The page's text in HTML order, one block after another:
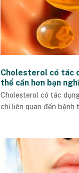
Cholesterol có tác
thể cần hơn bạn nghĩ
Cholesterol có tác
chỉ liên quan đến bệnh